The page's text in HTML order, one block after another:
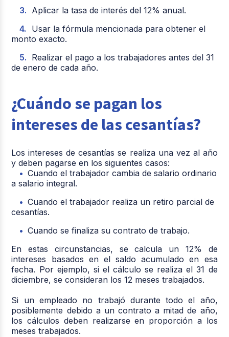
Aplicar la tasa de interés del 12% anual.
Usar la fórmula mencionada para obtener el
monto exacto.
Realizar el pago a los trabajadores antes del 31
de enero de cada año.
¿Cuándo se pagan los
intereses de las cesantías?
Los intereses de cesantías se realiza una vez al año
y deben pagarse en los siguientes casos:
Cuando el trabajador cambia de salario ordinario
a salario integral.
Cuando el trabajador realiza un retiro parcial de
cesantías.
Cuando se finaliza su contrato de trabajo.
En estas circunstancias, se calcula un 12% de
intereses basados en el saldo acumulado en esa
fecha. Por ejemplo, si el cálculo se realiza el 31 de
diciembre, se consideran los 12 meses trabajados.
Si un empleado no trabajó durante todo el año,
posiblemente debido a un contrato a mitad de año,
los cálculos deben realizarse en proporción a los
meses trabajados.